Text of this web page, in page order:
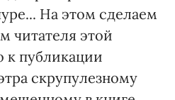
На этом сделаем
читателя этой
к публикации
скрупулезному